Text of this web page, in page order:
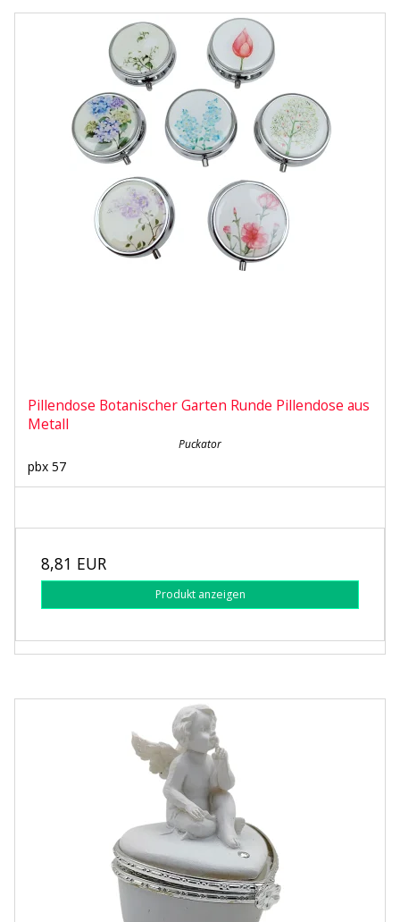
Pillendose Botanischer Garten Runde Pillendose aus
Metall
Puckator
pbx 57
8,81 EUR
Produkt anzeigen